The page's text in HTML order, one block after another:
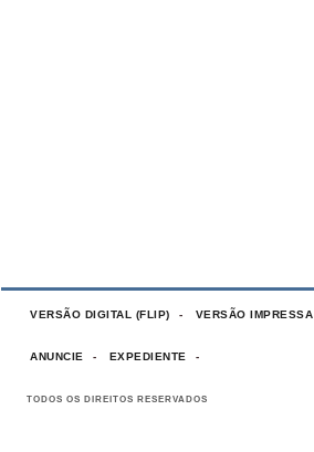
VERSÃO DIGITAL (FLIP) VERSÃO IMPRESSA
ANUNCIE EXPEDIENTE
TODOS OS DIREITOS RESERVADOS